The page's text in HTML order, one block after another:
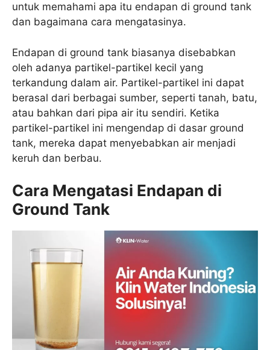
untuk memahami apa itu endapan di ground tank
dan bagaimana cara mengatasinya.
Endapan di ground tank biasanya disebabkan
oleh adanya partikel-partikel kecil yang
terkandung dalam air. Partikel-partikel ini dapat
berasal dari berbagai sumber, seperti tanah, batu,
atau bahkan dari pipa air itu sendiri. Ketika
partikel-partikel ini mengendap di dasar ground
tank, mereka dapat menyebabkan air menjadi
keruh dan berbau.
Cara Mengatasi Endapan di
Ground Tank